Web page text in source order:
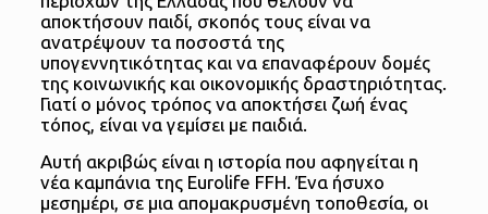
αποκτήσουν παιδί, σκοπός τους είναι να
ανατρέψουν τα ποσοστά της
υπογεννητικότητας και να επαναφέρουν δομές
της κοινωνικής και οικονομικής δραστηριότητας.
Γιατί ο μόνος τρόπος να αποκτήσει ζωή ένας
τόπος, είναι να γεμίσει με παιδιά.
Αυτή ακριβώς είναι η ιστορία που αφηγείται η
νέα καμπάνια της Eurolife FFH. Ένα ήσυχο
μεσημέρι, σε μια απομακρυσμένη τοποθεσία, οι